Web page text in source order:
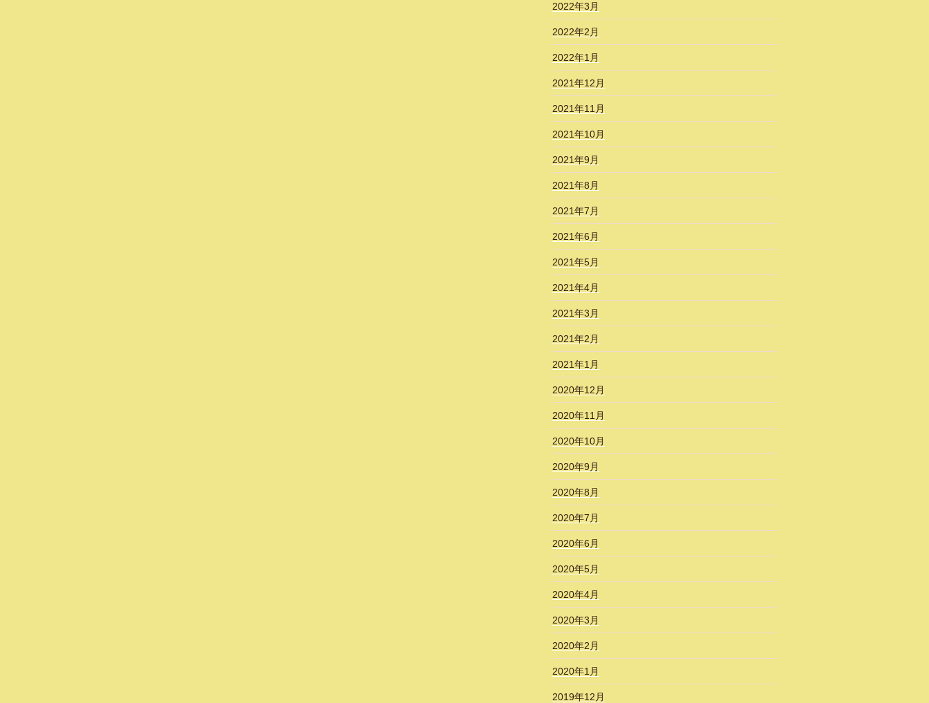
2022年3月
2022年2月
2022年1月
2021年12月
2021年11月
2021年10月
2021年9月
2021年8月
2021年7月
2021年6月
2021年5月
2021年4月
2021年3月
2021年2月
2021年1月
2020年12月
2020年11月
2020年10月
2020年9月
2020年8月
2020年7月
2020年6月
2020年5月
2020年4月
2020年3月
2020年2月
2020年1月
2019年12月